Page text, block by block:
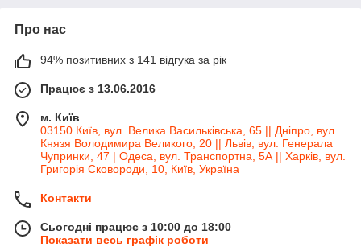
Про нас
94% позитивних з 141 відгука за рік
Працює з 13.06.2016
м. Київ
03150 Київ, вул. Велика Васильківська, 65 || Дніпро, вул.
Князя Володимира Великого, 20 || Львів, вул. Генерала
Чупринки, 47 | Одеса, вул. Транспортна, 5А || Харків, вул.
Григорія Сковороди, 10, Київ, Україна
Контакти
Сьогодні працює з 10:00 до 18:00
Показати весь графік роботи